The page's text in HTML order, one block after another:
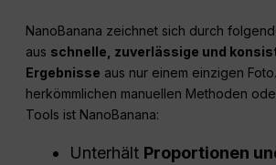
NanoBanana zeichnet sich durch
aus schnelle, zuverlässige und
Ergebnisse aus nur einem einzigen
herkömmlichen manuellen Methoden
Tools ist NanoBanana:
Unterhält Proportionen